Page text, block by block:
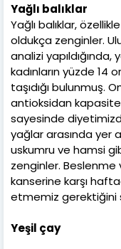
Yağlı balıklar
Yağlı balıklar,
oldukça zenginler.
analizi
kadınların yüzde 14
taşıdığı bulunmuş.
antioksidan
sayesinde
yağlar arasında yer
uskumru ve hamsi
zenginler. Beslenme
kanserine karşı
etmemiz gerektiğini
Yeşil çay